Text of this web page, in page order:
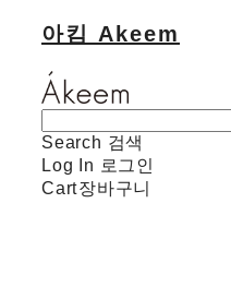
아킴 Akeem
Search 검색
Log In 로그인
Cart장바구니